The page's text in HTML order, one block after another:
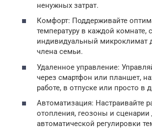
ненужных затрат.
Комфорт: Поддерживайте
температуру в каждой комнате,
индивидуальный микроклимат
члена семьи.
Удаленное управление:
через смартфон или планшет,
работе, в отпуске или просто в
Автоматизация: Настраивайте
отопления, геозоны и сценарии
автоматической регулировки